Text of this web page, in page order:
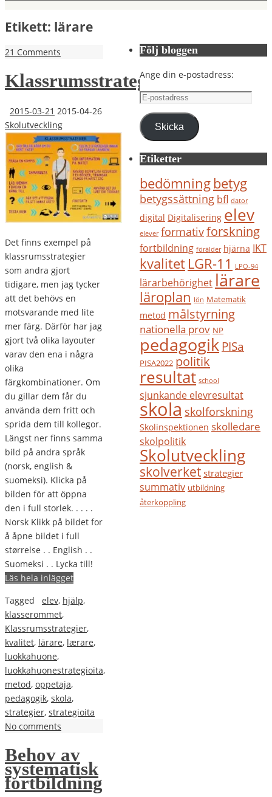
Etikett: lärare
21 Comments
Klassrumsstrategier
2015-03-21 2015-04-26
Skolutveckling
Det finns exempel på
klassrumsstrategier
som andra gjort
tidigare, men jag tycker
att det behövs en
motsvarande med lite
mer färg. Därför har jag
gjort två olika layouter
varav den ena i några
olika
färgkombinationer. Om
du gillar dem får du
använda dem fritt och
sprida dem till kollegor.
Längst ner finns samma
bild på andra språk
(norsk, english &
suomeksi). Klicka på
bilden för att öppna
den i full storlek. . . . .
Norsk Klikk på bildet for
å åpne bildet i full
størrelse . . English . .
Suomeksi . . Lycka till!
Läs hela inlägget
Tagged
elev, hjälp,
klasserommet,
Klassrumsstrategier,
kvalitet, lärare, lærare,
luokkahuone,
luokkahuonestrategioita,
metod, oppetaja,
pedagogik, skola,
strategier, strategioita
No comments
Behov av
systematisk
fortbildning
Följ bloggen
Ange din e-postadress:
E-
postadress
Skicka
Etiketter
bedömningbetyg
betygssättning bfl dator
digital Digitalisering elev
elever formativforskning
fortbildning förälder hjärna IKT
kvalitet LGR-11 LPO-94
lärarbehörighet lärare
läroplan lön Matematik
metod målstyrning
nationella prov NP
pedagogikPISa
PISA2022 politik
resultat school
sjunkande elevresultat
skola skolforskning
Skolinspektionen skolledare
skolpolitik
Skolutveckling
skolverket strategier
summativ utbildning
återkoppling